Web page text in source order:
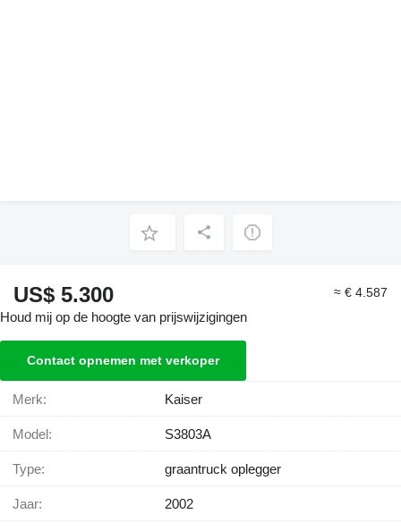
US$ 5.300 ≈ € 4.587
Houd mij op de hoogte van prijswijzigingen
Contact opnemen met verkoper
Merk: Kaiser
Model: S3803A
Type: graantruck oplegger
Jaar: 2002